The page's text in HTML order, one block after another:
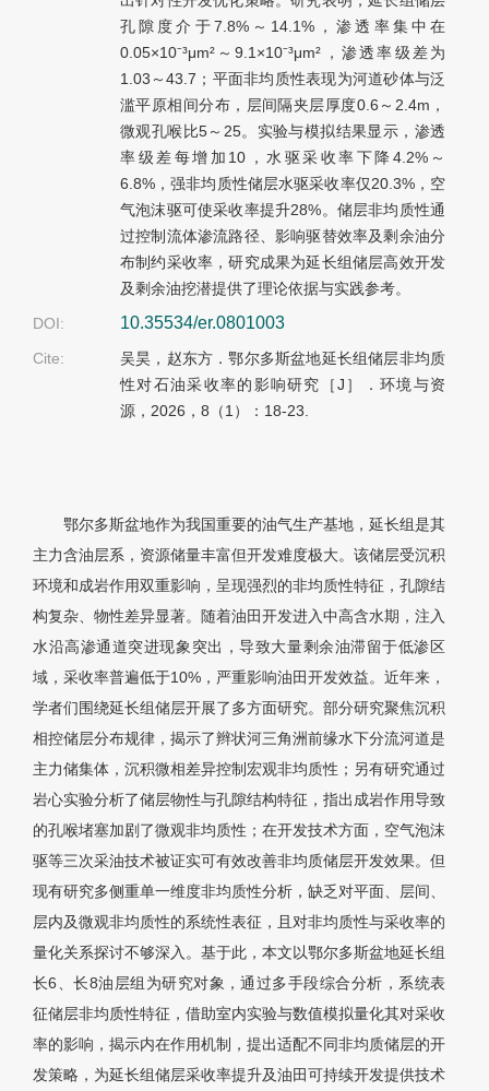
孔隙度介于7.8%～14.1%，渗透率集中在
0.05×10⁻³μm²～9.1×10⁻³μm²，渗透率级差为
1.03～43.7；平面非均质性表现为河道砂体与泛
滥平原相间分布，层间隔夹层厚度0.6～2.4m，
微观孔喉比5～25。实验与模拟结果显示，渗透
率级差每增加10，水驱采收率下降4.2%～
6.8%，强非均质性储层水驱采收率仅20.3%，空
气泡沫驱可使采收率提升28%。储层非均质性通
过控制流体渗流路径、影响驱替效率及剩余油分
布制约采收率，研究成果为延长组储层高效开发
及剩余油挖潜提供了理论依据与实践参考。
DOI:
10.35534/er.0801003
Cite:
吴昊，赵东方．鄂尔多斯盆地延长组储层非均质
性对石油采收率的影响研究［J］．环境与资
源，2026，8（1）：18-23.
鄂尔多斯盆地作为我国重要的油气生产基地，延长组是其
主力含油层系，资源储量丰富但开发难度极大。该储层受沉积
环境和成岩作用双重影响，呈现强烈的非均质性特征，孔隙结
构复杂、物性差异显著。随着油田开发进入中高含水期，注入
水沿高渗通道突进现象突出，导致大量剩余油滞留于低渗区
域，采收率普遍低于10%，严重影响油田开发效益。近年来，
学者们围绕延长组储层开展了多方面研究。部分研究聚焦沉积
相控储层分布规律，揭示了辫状河三角洲前缘水下分流河道是
主力储集体，沉积微相差异控制宏观非均质性；另有研究通过
岩心实验分析了储层物性与孔隙结构特征，指出成岩作用导致
的孔喉堵塞加剧了微观非均质性；在开发技术方面，空气泡沫
驱等三次采油技术被证实可有效改善非均质储层开发效果。但
现有研究多侧重单一维度非均质性分析，缺乏对平面、层间、
层内及微观非均质性的系统性表征，且对非均质性与采收率的
量化关系探讨不够深入。基于此，本文以鄂尔多斯盆地延长组
长6、长8油层组为研究对象，通过多手段综合分析，系统表
征储层非均质性特征，借助室内实验与数值模拟量化其对采收
率的影响，揭示内在作用机制，提出适配不同非均质储层的开
发策略，为延长组储层采收率提升及油田可持续开发提供技术